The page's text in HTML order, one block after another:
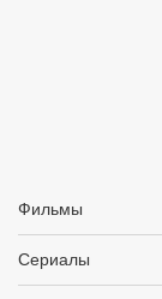
Фильмы
Сериалы